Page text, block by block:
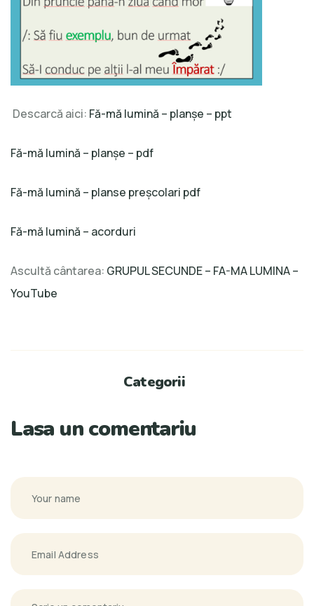
Descarcă aici: Fă-mă lumină – planșe – ppt
Fă-mă lumină – planșe – pdf
Fă-mă lumină – planse preșcolari pdf
Fă-mă lumină – acorduri
Ascultă cântarea: GRUPUL SECUNDE – FA-MA LUMINA –
YouTube
Categorii
Lasa un comentariu